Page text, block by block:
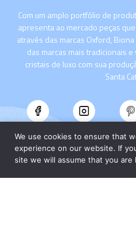
Com um amplo portfólio de
apresenta ao mercado peças
através das marcas Oxford,
das marcas mais tradicionais
cristais de luxo com sua
Santa
We use cookies to ensure that
experience on our website. If
site we will assume that you are